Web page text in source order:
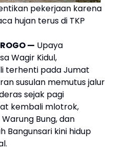
pekerjaan karena
hujan terus di TKP
— Upaya
Wagir Kidul,
terhenti pada Jumat
susulan memutus jalur
sejak pagi
kembali mlotrok,
Bung, dan
Bangunsari kini hidup